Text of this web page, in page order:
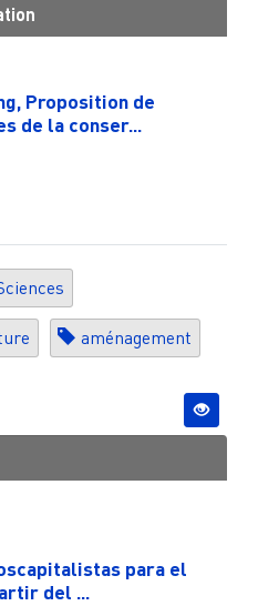
Proposition de
de la conser...
aménagement
para el
del ...